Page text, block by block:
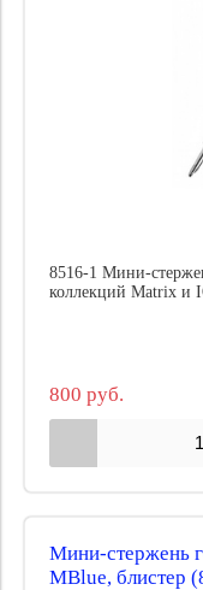
8516-1 Мини-
коллекций Matrix и
800 руб.
Мини-стержень
MBlue, блистер